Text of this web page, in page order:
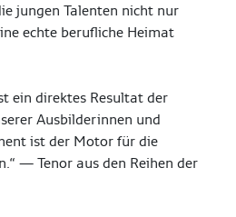
jungen Talenten nicht nur
echte berufliche Heimat
ein direktes Resultat der
Ausbilderinnen und
ist der Motor für die
— Tenor aus den Reihen der